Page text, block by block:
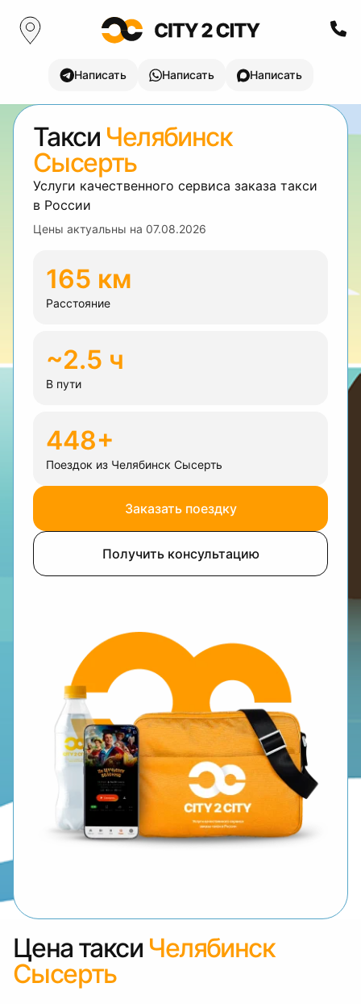
Написать Написать Написать
Такси Челябинск
Сысерть
Услуги качественного сервиса заказа такси
в России
Цены актуальны на 07.08.2026
165 км
Расстояние
~2.5 ч
В пути
448+
Поездок из Челябинск Сысерть
Заказать поездку
Получить консультацию
Цена такси Челябинск
Сысерть